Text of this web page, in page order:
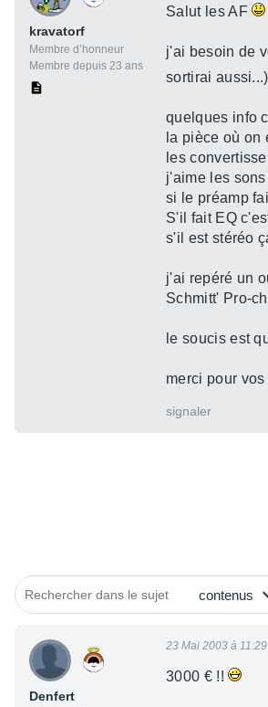
kravatorf
Membre d’honneur
Membre depuis 23 ans
Salut les AF
j'ai besoin de
sortirai
quelques info
la pièce où
les
j'aime les
si le préamp
S'il fait EQ
s'il est stéréo
j'ai repéré un
Schmitt' Pro-
le soucis est
merci pour
signaler
Denfert
23 Mai 2003 à 11:29
3000 € !!